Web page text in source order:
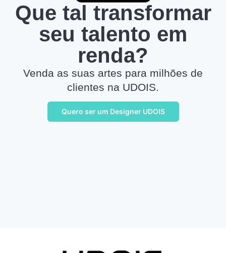
Que tal transformar
seu talento em
renda?
Venda as suas artes para milhões de
clientes na UDOIS.
Quero ser um Designer UDOIS